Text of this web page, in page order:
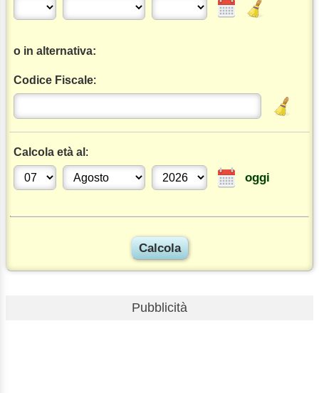
o in alternativa:
Codice Fiscale:
Calcola età al :
oggi
Pubblicità